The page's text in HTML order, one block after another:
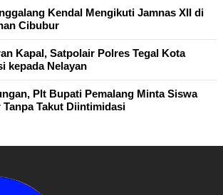
Kendal Mengikuti Jamnas XII di
Cibubur
Kapal, Satpolair Polres Tegal Kota
kepada Nelayan
Plt Bupati Pemalang Minta Siswa
Takut Diintimidasi